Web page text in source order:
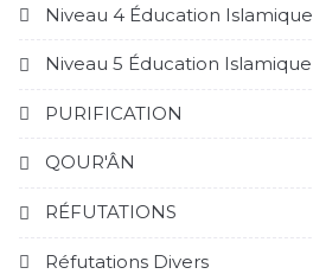
Niveau 4 Éducation Islamique
Niveau 5 Éducation Islamique
PURIFICATION
QOUR'ÂN
RÉFUTATIONS
Réfutations Divers